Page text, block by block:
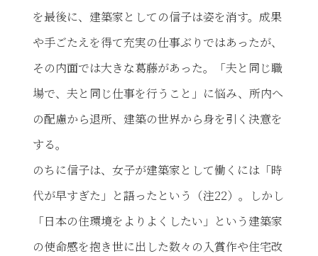
を最後に、建築家としての信子は姿を消す。成果
や手ごたえを得て充実の仕事ぶりではあったが、
その内面では大きな葛藤があった。「夫と同じ職
場で、夫と同じ仕事を行うこと」に悩み、所内へ
の配慮から退所、建築の世界から身を引く決意を
する。
のちに信子は、女子が建築家として働くには「時
代が早すぎた」と語ったという（注22）。しかし
「日本の住環境をよりよくしたい」という建築家
の使命感を抱き世に出した数々の入賞作や住宅改